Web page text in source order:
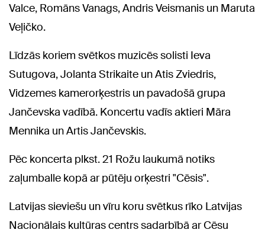
Valce, Romāns Vanags, Andris Veismanis un Maruta
Veļičko.
Līdzās koriem svētkos muzicēs solisti Ieva
Sutugova, Jolanta Strikaite un Atis Zviedris,
Vidzemes kamerorķestris un pavadošā grupa
Jančevska vadībā. Koncertu vadīs aktieri Māra
Mennika un Artis Jančevskis.
Pēc koncerta plkst. 21 Rožu laukumā notiks
zaļumballe kopā ar pūtēju orķestri "Cēsis".
Latvijas sieviešu un vīru koru svētkus rīko Latvijas
Nacionālais kultūras centrs sadarbībā ar Cēsu